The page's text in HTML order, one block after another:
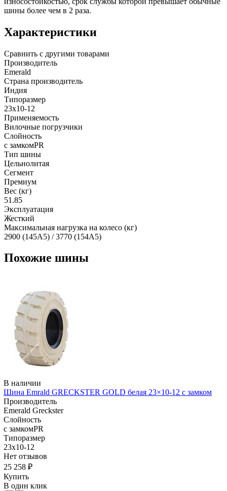
шины более чем в 2 раза.
Характеристики
Сравнить с другими товарами
Производитель
Emerald
Страна производитель
Индия
Типоразмер
23x10-12
Применяемость
Вилочные погрузчики
Слойность
с замкомPR
Тип шины
Цельнолитая
Сегмент
Премиум
Вес (кг)
51.85
Эксплуатация
Жесткий
Максимальная нагрузка на колесо (кг)
2900 (145A5) / 3770 (154A5)
Похожие шины
В наличии
Шина Emrald GRECKSTER GOLD белая 23×10-12 с замком
Производитель
Emerald Greckster
Слойность
с замкомPR
Типоразмер
23x10-12
Нет отзывов
25 258 ₽
Купить
В один клик